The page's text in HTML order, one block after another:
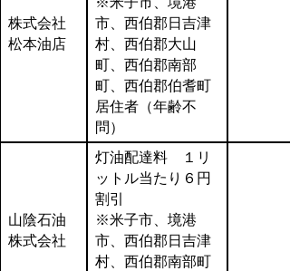
株式会社
松本油店
市、西伯郡日吉津
村、西伯郡大山
町、西伯郡南部
町、西伯郡伯耆町
居住者（年齢不
問）
山陰石油
株式会社
灯油配達料 １リ
ットル当たり６円
割引
※米子市、境港
市、西伯郡日吉津
村、西伯郡南部町